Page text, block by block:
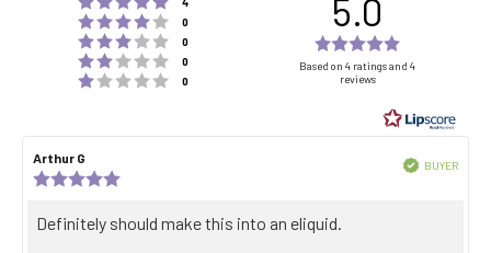
4
Rating 4 out of 5 stars
0
Rating 3 out of 5 stars
0
Rating 2 out of 5 stars
0
Rating 1 out of 5 stars
0
5.0
5.0
of
5
stars
Based on 4 ratings and 4
reviews
Review
author:
Arthur G
date:
out
BUYER
Review
Definitely should make this into an eliquid.